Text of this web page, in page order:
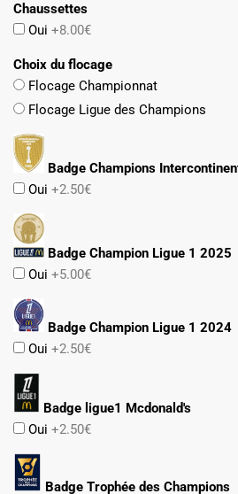
Chaussettes
Oui +8.00€
Choix du flocage
Flocage Championnat
Flocage Ligue des Champions
Badge Champions
Oui +2.50€
Badge Champion Ligue 1 2025
Oui +5.00€
Badge Champion Ligue 1 2024
Oui +2.50€
Badge ligue1 Mcdonald's
Oui +2.50€
Badge Trophée des Champions